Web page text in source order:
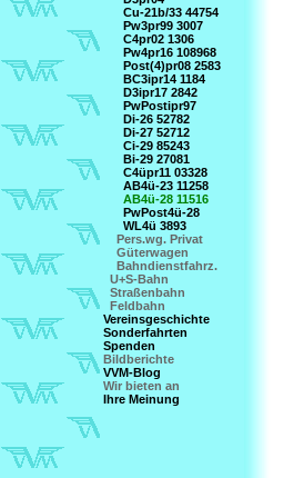
Cu-21b/33 44754
Pw3pr99 3007
C4pr02 1306
Pw4pr16 108968
Post(4)pr08 2583
BC3ipr14 1184
D3ipr17 2842
PwPostipr97
Di-26 52782
Di-27 52712
Ci-29 85243
Bi-29 27081
C4üpr11 03328
AB4ü-23 11258
AB4ü-28 11516
PwPost4ü-28
WL4ü 3893
Pers.wg. Privat
Güterwagen
Bahndienstfahrz.
U+S-Bahn
Straßenbahn
Feldbahn
Vereinsgeschichte
Sonderfahrten
Spenden
Bildberichte
VVM-Blog
Wir bieten an
Ihre Meinung